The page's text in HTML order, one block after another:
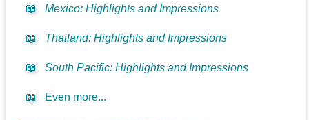
📖 Mexico: Highlights and Impressions
📖 Thailand: Highlights and Impressions
📖 South Pacific: Highlights and Impressions
📖 Even more...